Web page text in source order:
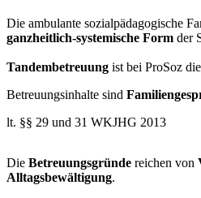
Die ambulante sozialpädagogische
ganzheitlich-systemische Form der
Tandembetreuung ist bei ProSoz
Betreuungsinhalte sind
lt. §§ 29 und 31 WKJHG 2013
Die Betreuungsgründe reichen von
Alltagsbewältigung.